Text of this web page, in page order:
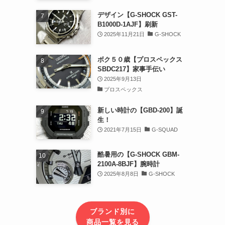
デザイン【G-SHOCK GST-
B1000D-1AJF】刷新
2025年11月21日 G-SHOCK
ボク５０歳【プロスペックス
SBDC217】家事手伝い
2025年9月13日
プロスペックス
新しい時計の【GBD-200】誕
生！
2021年7月15日 G-SQUAD
酷暑用の【G-SHOCK GBM-
2100A-8BJF】腕時計
2025年8月8日 G-SHOCK
ブランド別に
商品一覧を見る